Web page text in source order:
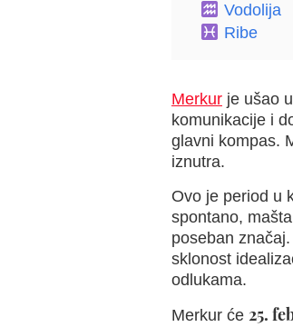
Vodolija
Ribe
Merkur je ušao
komunikacije i
glavni kompas.
iznutra.
Ovo je period u
spontano,
poseban
sklonost
odlukama.
Merkur će 25.